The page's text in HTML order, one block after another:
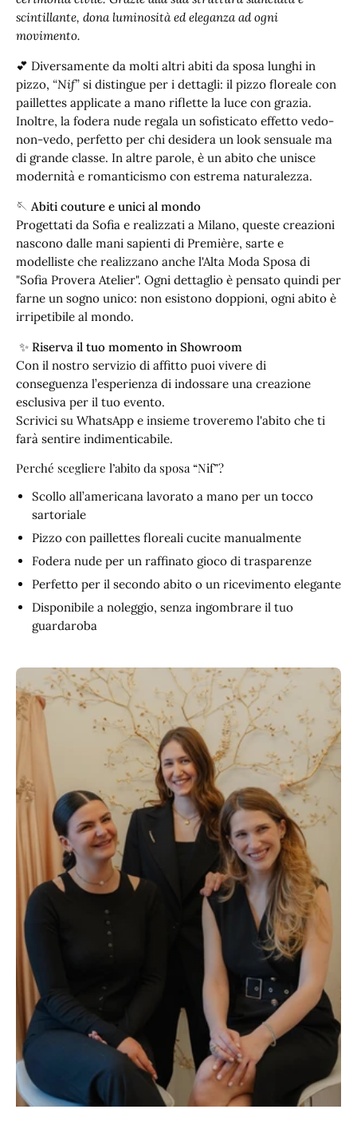
scintillante, dona luminosità ed eleganza ad ogni
movimento.
💕 Diversamente da molti altri abiti da sposa lunghi in
pizzo, “Nif” si distingue per i dettagli: il pizzo floreale con
paillettes applicate a mano riflette la luce con grazia.
Inoltre, la fodera nude regala un sofisticato effetto vedo-
non-vedo, perfetto per chi desidera un look sensuale ma
di grande classe. In altre parole, è un abito che unisce
modernità e romanticismo con estrema naturalezza.
🪡 Abiti couture e unici al mondo
Progettati da Sofia e realizzati a Milano, queste creazioni
nascono dalle mani sapienti di Première, sarte e
modelliste che realizzano anche l'Alta Moda Sposa di
"Sofia Provera Atelier". Ogni dettaglio è pensato quindi per
farne un sogno unico: non esistono doppioni, ogni abito è
irripetibile al mondo.
✨ Riserva il tuo momento in Showroom
Con il nostro servizio di affitto puoi vivere di
conseguenza l’esperienza di indossare una creazione
esclusiva per il tuo evento.
Scrivici su WhatsApp e insieme troveremo l'abito che ti
farà sentire indimenticabile.
Perché scegliere l’abito da sposa “Nif”?
Scollo all’americana lavorato a mano per un tocco
sartoriale
Pizzo con paillettes floreali cucite manualmente
Fodera nude per un raffinato gioco di trasparenze
Perfetto per il secondo abito o un ricevimento elegante
Disponibile a noleggio, senza ingombrare il tuo
guardaroba